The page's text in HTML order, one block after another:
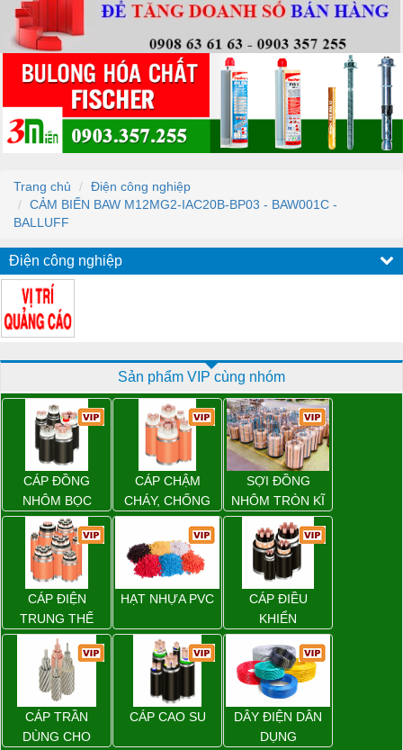
Trang chủ
Điện công nghiệp
CẢM BIẾN BAW M12MG2-IAC20B-BP03 - BAW001C -
BALLUFF
Điện công nghiệp
Sản phẩm VIP cùng nhóm
CÁP ĐỒNG
NHÔM BỌC
CÁP CHẬM
CHÁY, CHỐNG
CHÁY
SỢI ĐỒNG
NHÔM TRÒN KĨ
THUẬT ĐIỆN
CÁP ĐIỆN
TRUNG THẾ
HẠT NHỰA PVC
CÁP ĐIỀU
KHIỂN
CÁP TRẦN
DÙNG CHO
CÁP CAO SU
DÂY ĐIỆN DÂN
DỤNG